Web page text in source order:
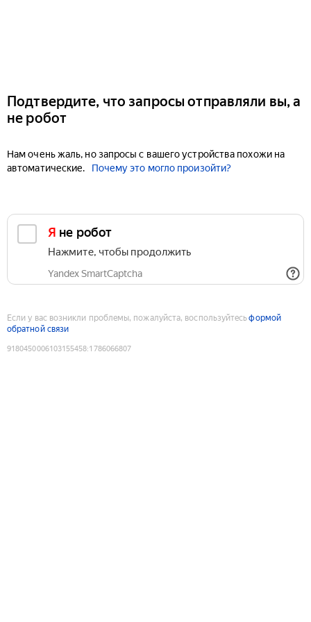
Подтвердите, что запросы отправляли вы, а
не робот
Нам очень жаль, но запросы с вашего устройства похожи на
автоматические.
Почему это могло произойти?
Я не робот
Нажмите, чтобы продолжить
Yandex SmartCaptcha
Если у вас возникли проблемы, пожалуйста, воспользуйтесьформой
обратной связи
9180450006103155458:1786066807